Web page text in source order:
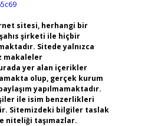
sitesi, herhangi bir
şirketi ile hiçbir
Sitede yalnızca
makaleler
yer alan içerikler
olup, gerçek kurum
yapılmamaktadır.
ile isim benzerlikleri
Sitemizdeki bilgiler taslak
niteliği taşımazlar.